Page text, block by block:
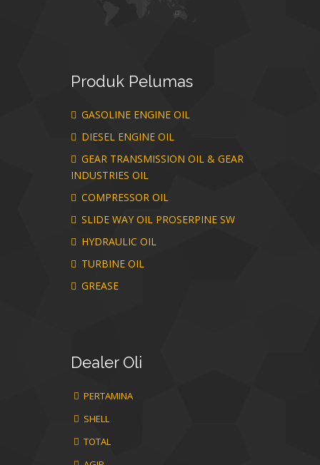
Produk Pelumas
GASOLINE ENGINE OIL
DIESEL ENGINE OIL
GEAR TRANSMISSION OIL & GEAR
INDUSTRIES OIL
COMPRESSOR OIL
SLIDE WAY OIL PROSERPINE SW
HYDRAULIC OIL
TURBINE OIL
GREASE
DealerOli
PERTAMINA
SHELL
TOTAL